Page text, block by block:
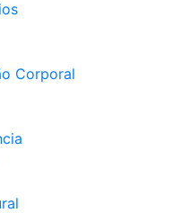
Corporal